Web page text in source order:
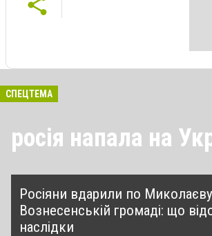
СПЕЦТЕМА
росія напала на
Росіяни вдарили по
Вознесенській громаді: що
наслідки